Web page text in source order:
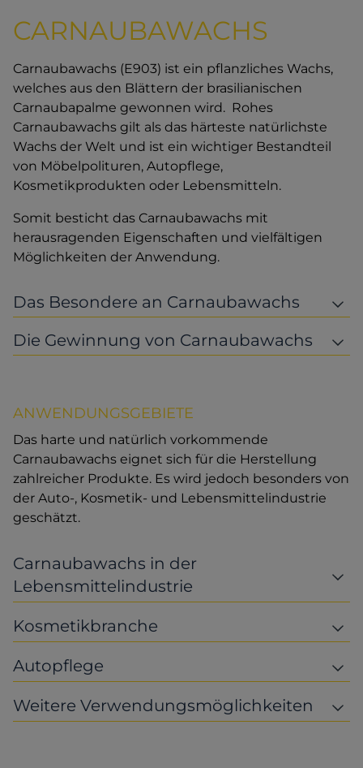
CARNAUBAWACHS
Carnaubawachs (E903) ist ein pflanzliches Wachs,
welches aus den Blättern der brasilianischen
Carnaubapalme gewonnen wird. Rohes
Carnaubawachs gilt als das härteste natürlichste
Wachs der Welt und ist ein wichtiger Bestandteil
von Möbelpolituren, Autopflege,
Kosmetikprodukten oder Lebensmitteln.
Somit besticht das Carnaubawachs mit
herausragenden Eigenschaften und vielfältigen
Möglichkeiten der Anwendung.
Das Besondere an Carnaubawachs
Die Gewinnung von Carnaubawachs
ANWENDUNGSGEBIETE
Das harte und natürlich vorkommende
Carnaubawachs eignet sich für die Herstellung
zahlreicher Produkte. Es wird jedoch besonders von
der Auto-, Kosmetik- und Lebensmittelindustrie
geschätzt.
Carnaubawachs in der
Lebensmittelindustrie
Kosmetikbranche
Autopflege
Weitere Verwendungsmöglichkeiten